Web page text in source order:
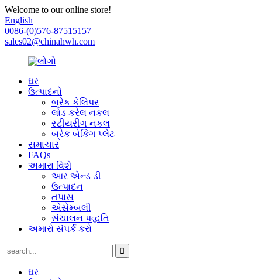
Welcome to our online store!
English
0086-(0)576-87515157
sales02@chinahwh.com
ઘર
ઉત્પાદનો
બ્રેક કેલિપર
લોડ કરેલ નકલ
સ્ટીયરીંગ નકલ
બ્રેક બેકિંગ પ્લેટ
સમાચાર
FAQs
અમારા વિશે
આર એન્ડ ડી
ઉત્પાદન
તપાસ
એસેમ્બલી
સંચાલન પદ્ધતિ
અમારો સંપર્ક કરો
ઘર